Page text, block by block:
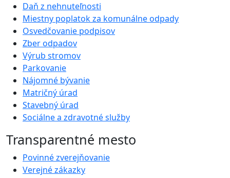
Daň z nehnuteľnosti
Miestny poplatok za komunálne odpady
Osvedčovanie podpisov
Zber odpadov
Výrub stromov
Parkovanie
Nájomné bývanie
Matričný úrad
Stavebný úrad
Sociálne a zdravotné služby
Transparentné mesto
Povinné zverejňovanie
Verejné zákazky